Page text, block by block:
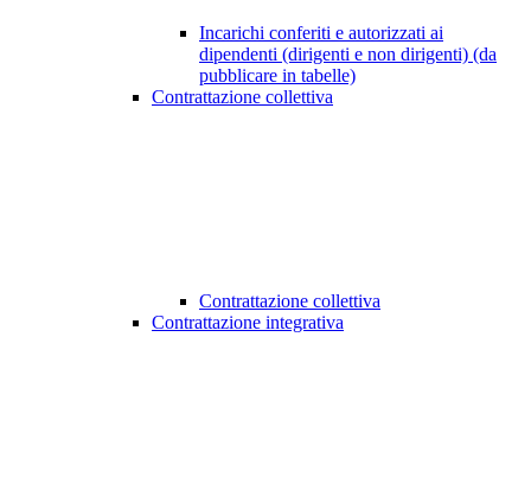
Incarichi conferiti e autorizzati ai
dipendenti (dirigenti e non dirigenti) (da
pubblicare in tabelle)
Contrattazione collettiva
Contrattazione collettiva
Contrattazione integrativa